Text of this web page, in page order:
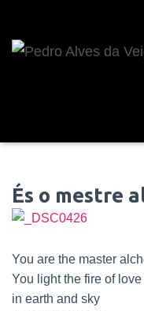
És o mestre
You are the master
You light the fire of love
in earth and sky